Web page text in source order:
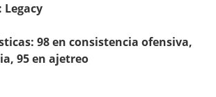
98 en consistencia ofensiva,
95 en ajetreo